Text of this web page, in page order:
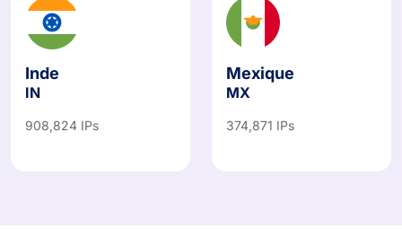
Inde
IN
908,824 IPs
Mexique
MX
374,871 IPs